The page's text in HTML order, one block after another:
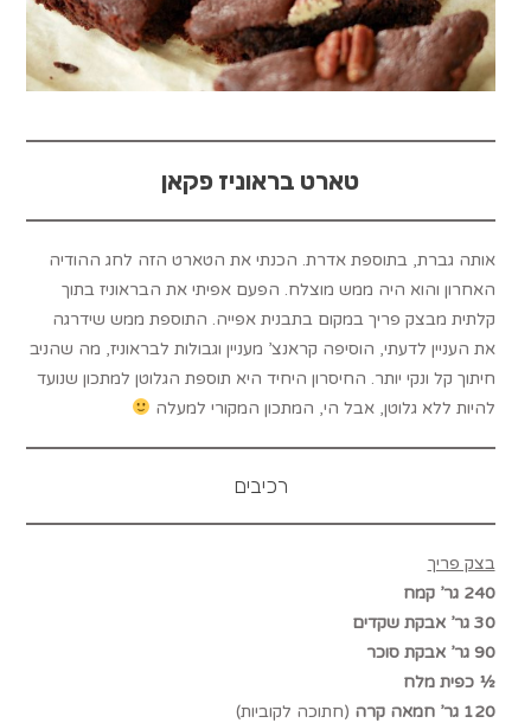
טארט בראוניז פקאן
אותה גברת, בתוספת אדרת. הכנתי את הטארט הזה לחג ההודיה
האחרון והוא היה ממש מוצלח. הפעם אפיתי את הבראוניז בתוך
קלתית מבצק פריך במקום בתבנית אפייה. התוספת ממש שידרגה
את העניין לדעתי, הוסיפה קראנצ’ מעניין וגבולות לבראוניז, מה שהניב
חיתוך קל ונקי יותר. החיסרון היחיד היא תוספת הגלוטן למתכון שנועד
להיות ללא גלוטן, אבל הי, המתכון המקורי למעלה
רכיבים
בצק פריך
240 גר’ קמח
30 גר’ אבקת שקדים
90 גר’ אבקת סוכר
½ כפית מלח
120 גר’ חמאה קרה
(חתוכה לקוביות)